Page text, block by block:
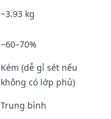
~3.93 kg
~60–70%
Kém (dễ gỉ sét nếu
không có lớp phủ)
Trung bình